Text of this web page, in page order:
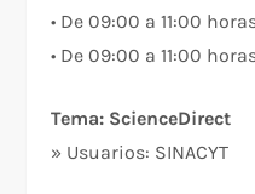
• De 09:00 a 11:00
• De 09:00 a 11:00
Tema: ScienceDirect
» Usuarios: SINACYT